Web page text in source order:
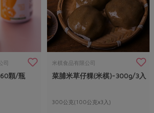
司
顆/瓶
米棋食品有限公司
菜脯米草仔粿(米棋)-300g/3入
300公克(100公克x3入)